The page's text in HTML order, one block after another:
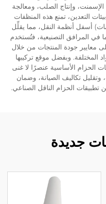
الإسمنت، وإنتاج الصلب، ومعالجة
التعدين، تمنع هذه المنظفات
أسفل أنظمة النقل، مما يقلِّل
في المرافق التصنيعية، فتُستخدم
معايير جودة المنتجات من خلال
المختلفة. وبفضل موقع تركيبها
الحزام الأساسية عنصرًا لا غنى
وتقليل تكاليف الصيانة، وضمان
الحزام الناقل الصناعي.
جديدة